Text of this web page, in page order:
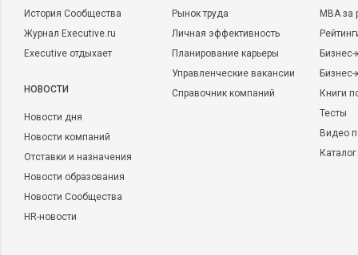
История Сообщества
Журнал Executive.ru
Executive отдыхает
НОВОСТИ
Новости дня
Новости компаний
Отставки и назначения
Новости образования
Новости Сообщества
HR-новости
Рынок труда
Личная эффективность
Планирование карьеры
Управленческие вакансии
Справочник компаний
MBA
Бизнес-
Книги
Тесты
Видео